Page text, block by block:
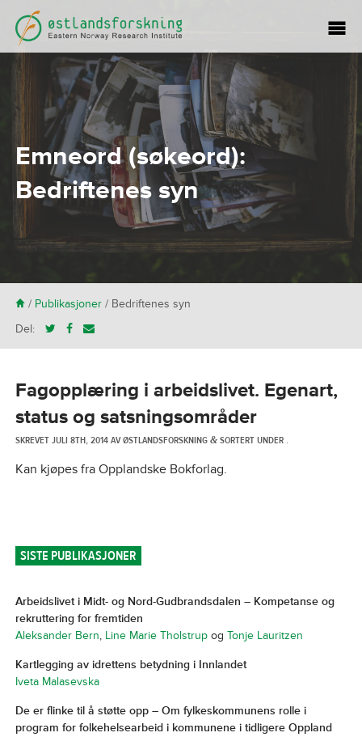
Emneord (søkeord):
Bedriftenes syn
H/ Publikasjoner/ Bedriftenes syn
Del:
Fagopplæring i arbeidslivet. Egenart,
status og satsningsområder
SKREVETJULI 8TH, 2014AVØSTLANDSFORSKNING &SORTERT UNDER .
Kan kjøpes fra Opplandske Bokforlag.
SISTE PUBLIKASJONER
Arbeidslivet i Midt- og Nord-Gudbrandsdalen – Kompetanse og
rekruttering for fremtiden
Aleksander Bern, Line Marie Tholstrupog Tonje Lauritzen
Kartlegging av idrettens betydning i Innlandet
Iveta Malasevska
De er flinke til å støtte opp – Om fylkeskommunens rolle i
program for folkehelsearbeid i kommunene i tidligere Oppland